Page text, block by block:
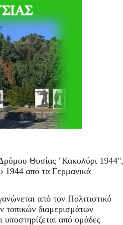
Θυσίας "Κακολύρι 1944",
1944 από τα Γερμανικά
από τον Πολιτιστικό
διαμερισμάτων
από ομάδες